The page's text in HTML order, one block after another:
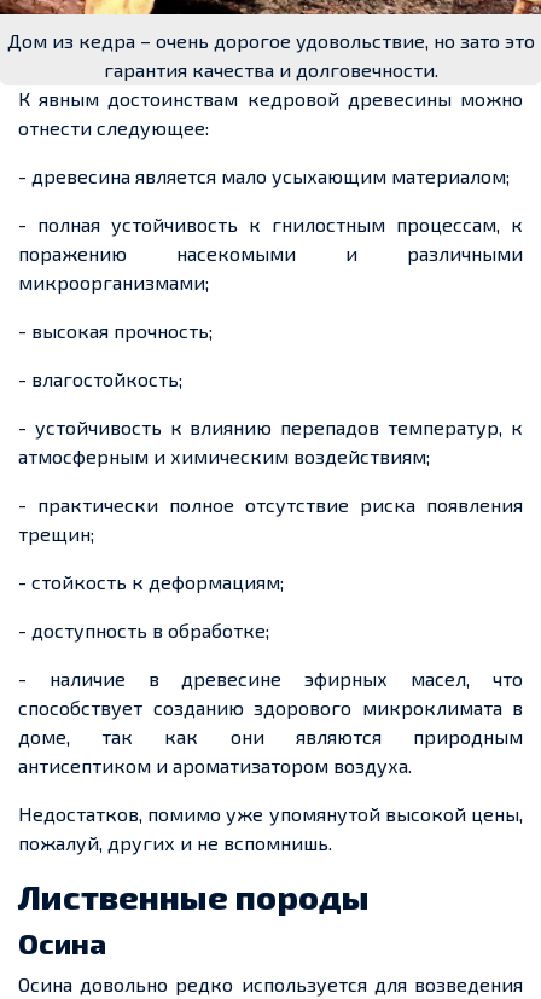
Дом из кедра – очень дорогое удовольствие, но зато это
гарантия качества и долговечности.
К явным достоинствам кедровой древесины можно
отнести следующее:
- древесина является мало усыхающим материалом;
- полная устойчивость к гнилостным процессам, к
поражению насекомыми и различными
микроорганизмами;
- высокая прочность;
- влагостойкость;
- устойчивость к влиянию перепадов температур, к
атмосферным и химическим воздействиям;
- практически полное отсутствие риска появления
трещин;
- стойкость к деформациям;
- доступность в обработке;
- наличие в древесине эфирных масел, что
способствует созданию здорового микроклимата в
доме, так как они являются природным
антисептиком и ароматизатором воздуха.
Недостатков, помимо уже упомянутой высокой цены,
пожалуй, других и не вспомнишь.
Лиственные породы
Осина
Осина довольно редко используется для возведения